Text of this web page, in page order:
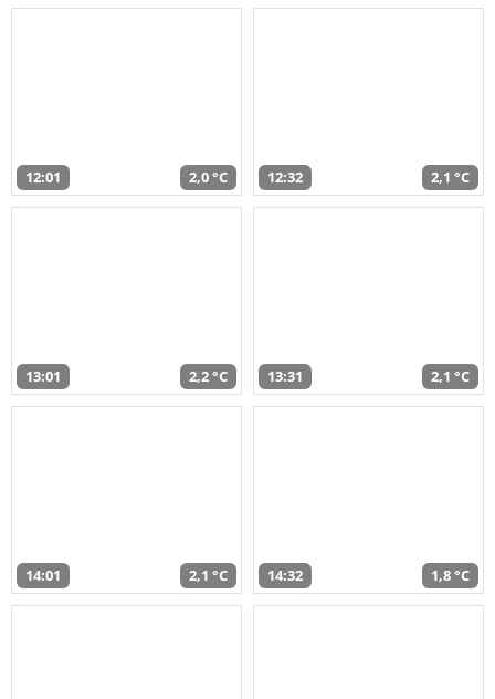
12:01 2,0 °C 12:32 2,1 °C
13:01 2,2 °C 13:31 2,1 °C
14:01 2,1 °C 14:32 1,8 °C